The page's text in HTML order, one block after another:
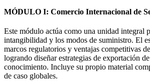
MÓDULO I: Comercio Internacional de
Este módulo actúa como una unidad integral
intangibilidad y los modos de suministro. El
marcos regulatorios y ventajas competitivas
logrando diseñar estrategias de exportación
conocimiento. Incluye su propio material
de caso globales.